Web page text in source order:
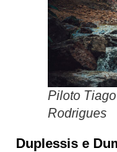
Piloto
Rodrigues
Duplessis e